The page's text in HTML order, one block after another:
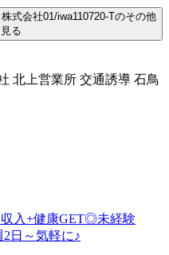
式会社01/iwa110720-Tのその他
る
北上営業所 交通誘導 石鳥
入+健康GET◎未経験
日～気軽に♪